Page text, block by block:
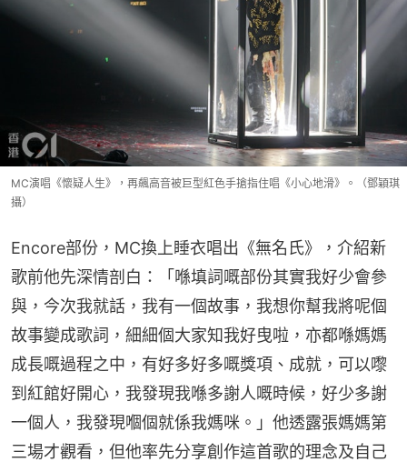
MC演唱《懷疑人生》，再飆高音被巨型紅色手搶指住唱《小心地滑》。（鄧穎琪
攝）
Encore部份，MC換上睡衣唱出《無名氏》，介紹新
歌前他先深情剖白：「喺填詞嘅部份其實我好少會參
與，今次我就話，我有一個故事，我想你幫我將呢個
故事變成歌詞，細細個大家知我好曳啦，亦都喺媽媽
成長嘅過程之中，有好多好多嘅獎項、成就，可以嚟
到紅館好開心，我發現我喺多謝人嘅時候，好少多謝
一個人，我發現嗰個就係我媽咪。」他透露張媽媽第
三場才觀看，但他率先分享創作這首歌的理念及自己